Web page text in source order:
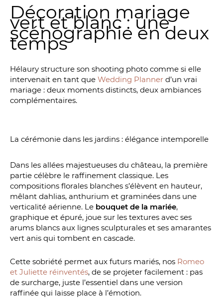
Décoration mariage
vert et blanc : une
scénographie en deux
temps
Hélaury structure son shooting photo comme si elle
intervenait en tant que Wedding Planner d’un vrai
mariage : deux moments distincts, deux ambiances
complémentaires.
La cérémonie dans les jardins : élégance intemporelle
Dans les allées majestueuses du château, la première
partie célèbre le raffinement classique. Les
compositions florales blanches s’élèvent en hauteur,
mêlant dahlias, anthurium et graminées dans une
verticalité aérienne. Le bouquet de la mariée,
graphique et épuré, joue sur les textures avec ses
arums blancs aux lignes sculpturales et ses amarantes
vert anis qui tombent en cascade.
Cette sobriété permet aux futurs mariés, nos Romeo
et Juliette réinventés, de se projeter facilement : pas
de surcharge, juste l’essentiel dans une version
raffinée qui laisse place à l’émotion.